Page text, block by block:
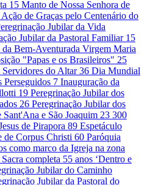
15 Manto de Nossa Senhora de
de Graças pelo Centenário do
Jubilar da Vida
Jubilar da Pastoral Familiar 15
da Bem-Aventurada Virgem Maria
"Papas e os Brasileiros" 25
Servidores do Altar36 Dia Mundial
Perseguidos 7 Inauguração da
19 Peregrinação Jubilar dos
26 Peregrinação Jubilar dos
Sant'Ana e São Joaquim 23 300
de Pirapora 89 Espetáculo
de Corpus Christi 60 Paróquia
como marco da Igreja na zona
completa 55 anos ‘Dentro e
Jubilar do Caminho
Jubilar da Pastoral do